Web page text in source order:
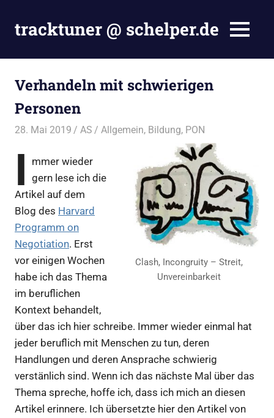
Inhalt
springen
tracktuner @ schelper.de
my
oyster
Hahahaha.
MENÜ
Verhandeln mit schwierigen
Personen
28. Mai 2019 AS Allgemein, Bildung, PON
Clash, Incongruity – Streit,
Unvereinbarkeit
I
mmer wieder
gern lese ich die
Artikel auf dem
Blog des Harvard
Programm on
Negotiation. Erst
vor einigen Wochen
habe ich das Thema
im beruflichen
Kontext behandelt,
über das ich hier schreibe. Immer wieder einmal hat
jeder beruflich mit Menschen zu tun, deren
Handlungen und deren Ansprache schwierig
verstänlich sind. Wenn ich das nächste Mal über das
Thema spreche, hoffe ich, dass ich mich an diesen
Artikel erinnere. Ich übersetzte hier den Artikel von